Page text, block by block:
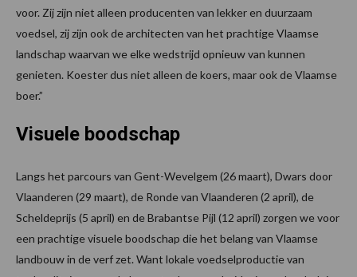
voor. Zij zijn niet alleen producenten van lekker en duurzaam
voedsel, zij zijn ook de architecten van het prachtige Vlaamse
landschap waarvan we elke wedstrijd opnieuw van kunnen
genieten. Koester dus niet alleen de koers, maar ook de Vlaamse
boer.”
Visuele boodschap
Langs het parcours van Gent-Wevelgem (26 maart), Dwars door
Vlaanderen (29 maart), de Ronde van Vlaanderen (2 april), de
Scheldeprijs (5 april) en de Brabantse Pijl (12 april) zorgen we voor
een prachtige visuele boodschap die het belang van Vlaamse
landbouw in de verf zet. Want lokale voedselproductie van